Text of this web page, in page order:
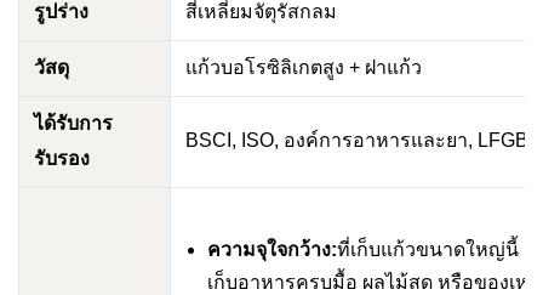
รูปร่าง สี่เหลี่ยมจัตุรัสกลม
วัสดุ แก้วบอโรซิลิเกตสูง + ฝาแก้ว
ได้รับการ
รับรอง
BSCI, ISO, องค์การอาหารและยา, LFGB,
ความจุใจกว้าง:ที่เก็บแก้วขนาดใหญ่นี้ ก
เก็บอาหารครบมื้อ ผลไม้สด หรือของเ